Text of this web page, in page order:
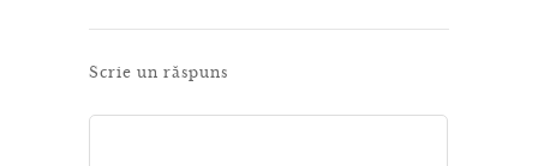
Scrie un răspuns